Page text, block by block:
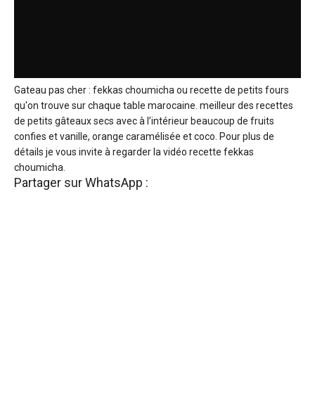
Gateau pas cher : fekkas choumicha ou recette de petits fours
qu'on trouve sur chaque table marocaine. meilleur des recettes
de petits gâteaux secs avec à l’intérieur beaucoup de fruits
confies et vanille, orange caramélisée et coco. Pour plus de
détails je vous invite à regarder la vidéo recette fekkas
choumicha.
Partager sur WhatsApp :